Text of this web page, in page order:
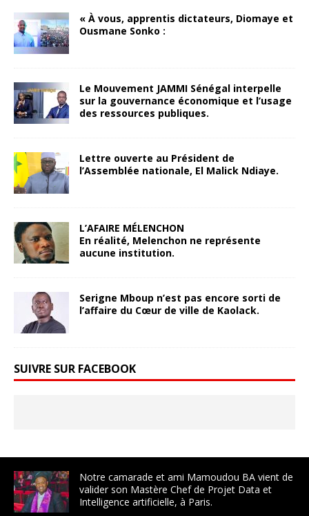
« À vous, apprentis dictateurs, Diomaye et
Ousmane Sonko :
Le Mouvement JAMMI Sénégal interpelle
sur la gouvernance économique et l’usage
des ressources publiques.
Lettre ouverte au Président de
l’Assemblée nationale, El Malick Ndiaye.
L’AFAIRE MÉLENCHON
En réalité, Melenchon ne représente
aucune institution.
Serigne Mboup n’est pas encore sorti de
l’affaire du Cœur de ville de Kaolack.
SUIVRE SUR FACEBOOK
Notre camarade et ami Mamoudou BA vient de
valider son Mastère Chef de Projet Data et
Intelligence artificielle, à Paris.